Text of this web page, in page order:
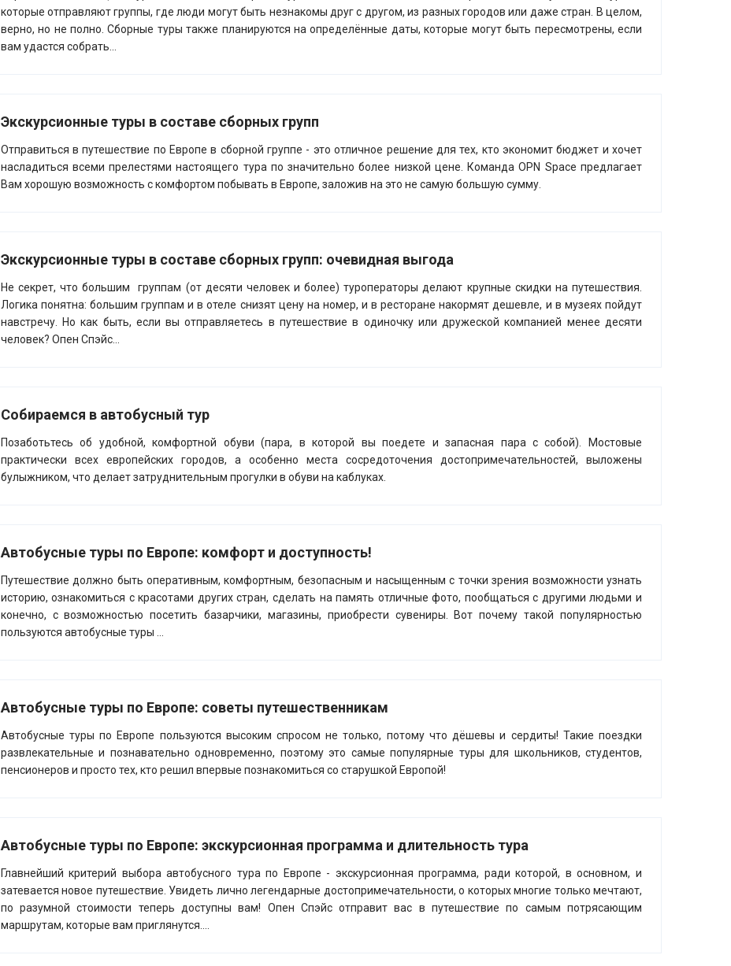
которые отправляют группы, где люди могут быть незнакомы друг с другом, из разных городов или даже стран. В целом,
верно, но не полно. Сборные туры также планируются на определённые даты, которые могут быть пересмотрены, если
вам удастся собрать...
Экскурсионные туры в составе сборных групп
Отправиться в путешествие по Европе в сборной группе - это отличное решение для тех, кто экономит бюджет и хочет
насладиться всеми прелестями настоящего тура по значительно более низкой цене. Команда OPN Space предлагает
Вам хорошую возможность с комфортом побывать в Европе, заложив на это не самую большую сумму.
Экскурсионные туры в составе сборных групп: очевидная выгода
Не секрет, что большим группам (от десяти человек и более) туроператоры делают крупные скидки на путешествия.
Логика понятна: большим группам и в отеле снизят цену на номер, и в ресторане накормят дешевле, и в музеях пойдут
навстречу. Но как быть, если вы отправляетесь в путешествие в одиночку или дружеской компанией менее десяти
человек? Опен Спэйс...
Собираемся в автобусный тур
Позаботьтесь об удобной, комфортной обуви (пара, в которой вы поедете и запасная пара с собой). Мостовые
практически всех европейских городов, а особенно места сосредоточения достопримечательностей, выложены
булыжником, что делает затруднительным прогулки в обуви на каблуках.
Автобусные туры по Европе: комфорт и доступность!
Путешествие должно быть оперативным, комфортным, безопасным и насыщенным с точки зрения возможности узнать
историю, ознакомиться с красотами других стран, сделать на память отличные фото, пообщаться с другими людьми и
конечно, с возможностью посетить базарчики, магазины, приобрести сувениры. Вот почему такой популярностью
пользуются автобусные туры ...
Автобусные туры по Европе: советы путешественникам
Автобусные туры по Европе пользуются высоким спросом не только, потому что дёшевы и сердиты! Такие поездки
развлекательные и познавательно одновременно, поэтому это самые популярные туры для школьников, студентов,
пенсионеров и просто тех, кто решил впервые познакомиться со старушкой Европой!
Автобусные туры по Европе: экскурсионная программа и длительность тура
Главнейший критерий выбора автобусного тура по Европе - экскурсионная программа, ради которой, в основном, и
затевается новое путешествие. Увидеть лично легендарные достопримечательности, о которых многие только мечтают,
по разумной стоимости теперь доступны вам! Опен Спэйс отправит вас в путешествие по самым потрясающим
маршрутам, которые вам приглянутся....